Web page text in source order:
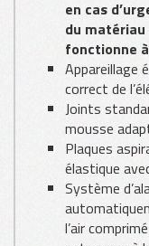
en cas
du matériau
fonctionne
Appareillage
correct de
Joints
mousse
Plaques
élastique
Système
l’air